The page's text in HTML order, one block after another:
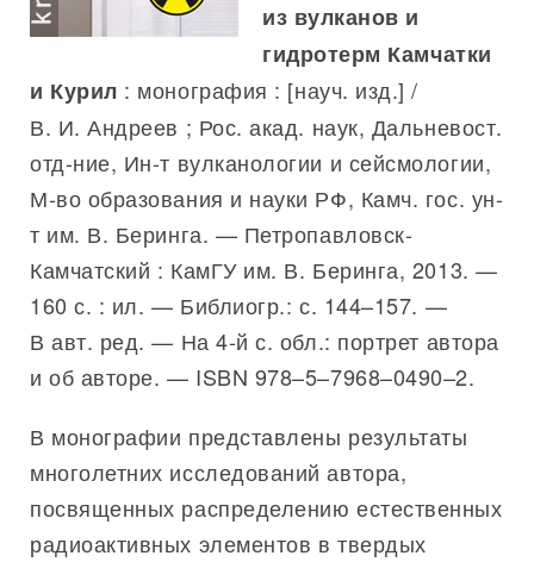
из вулканов и
гидротерм Камчатки
и Курил : монография : [науч. изд.] /
В. И. Андреев ; Рос. акад. наук, Дальневост.
отд-ние, Ин-т вулканологии и сейсмологии,
М-во образования и науки РФ, Камч. гос. ун-
т им. В. Беринга. — Петропавловск-
Камчатский : КамГУ им. В. Беринга, 2013. —
160 с. : ил. — Библиогр.: с. 144–157. —
В авт. ред. — На 4-й с. обл.: портрет автора
и об авторе. — ISBN 978–5–7968–0490–2.
В монографии представлены результаты
многолетних исследований автора,
посвященных распределению естественных
радиоактивных элементов в твердых